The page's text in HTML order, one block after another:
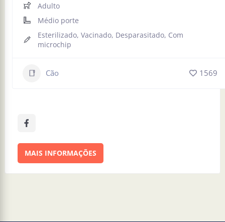
Adulto
Médio porte
Esterilizado, Vacinado, Desparasitado, Com
microchip
Cão 1569
MAIS INFORMAÇÕES